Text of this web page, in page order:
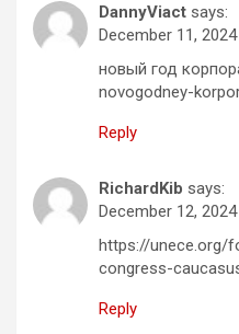
DannyViact says:
December 11,
новый год
novogodney-
Reply
RichardKib says:
December 12,
https://unece.org/
congress-
Reply